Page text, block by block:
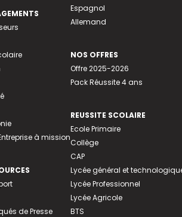
à mission
de Presse
Espagnol
Allemand
NOS OFFRES
Offre 2025-2026
Pack Réussite 4 ans
REUSSITE SCOLAIRE
Ecole Primaire
Collège
CAP
Lycée général et
Lycée Professionnel
Lycée Agricole
BTS